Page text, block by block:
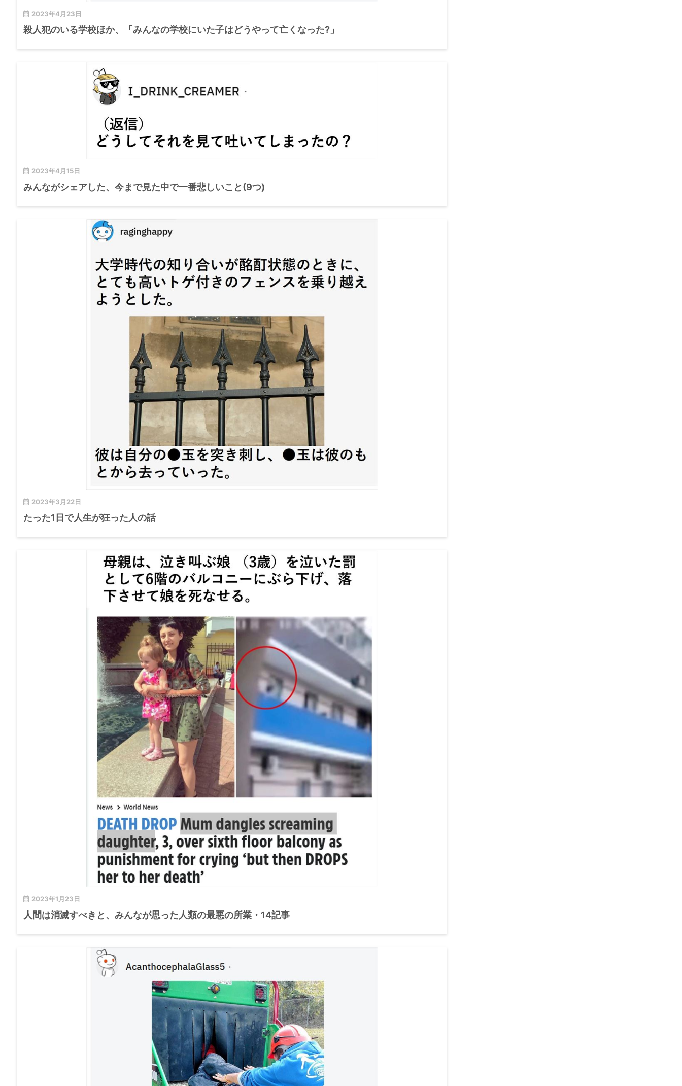
2023年4月23日
殺人犯のいる学校ほか、「みんなの学校にいた子はどうやって亡くなった?」
2023年4月15日
みんながシェアした、今まで見た中で一番悲しいこと(9つ)
2023年3月22日
たった1日で人生が狂った人の話
2023年1月23日
人間は消滅すべきと、みんなが思った人類の最悪の所業・14記事